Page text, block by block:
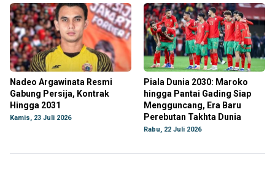
Nadeo Argawinata Resmi
Gabung Persija, Kontrak
Hingga 2031
Kamis, 23 Juli 2026
Piala Dunia 2030: Maroko
hingga Pantai Gading Siap
Mengguncang, Era Baru
Perebutan Takhta Dunia
Rabu, 22 Juli 2026